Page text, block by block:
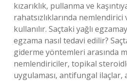
kızarıklık, pullanma ve
rahatsızlıklarında nemlendirici
kullanılır. Saçtaki yağlı
egzama nasıl tedavi edilir?
giderme yöntemleri arasında
nemlendiriciler, topikal
uygulaması, antifungal